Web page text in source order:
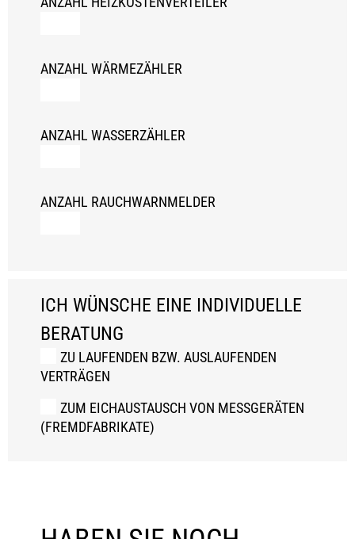
ANZAHL WÄRMEZÄHLER
ANZAHL WASSERZÄHLER
ANZAHL RAUCHWARNMELDER
ICH WÜNSCHE EINE INDIVIDUELLE
BERATUNG
ZU LAUFENDEN BZW. AUSLAUFENDEN
VERTRÄGEN
ZUM EICHAUSTAUSCH VON MESSGERÄTEN
(FREMDFABRIKATE)